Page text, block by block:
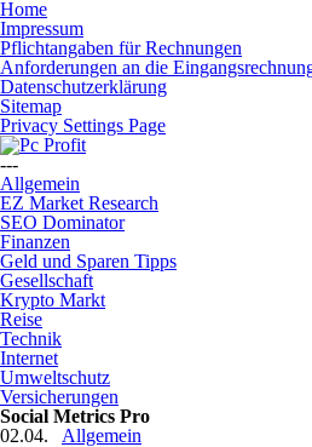
Home
Impressum
Pflichtangaben für Rechnungen
Anforderungen an die
Datenschutzerklärung
Sitemap
Privacy Settings Page
---
Allgemein
EZ Market Research
SEO Dominator
Finanzen
Geld und Sparen Tipps
Gesellschaft
Krypto Markt
Reise
Technik
Internet
Umweltschutz
Versicherungen
Social Metrics Pro
02.04.
Allgemein